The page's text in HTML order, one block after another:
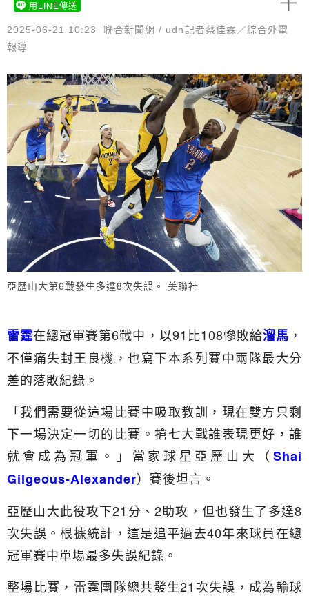
2025-06-21 10:23
聯合新聞網 / udn記者蔡佳霖／綜合外電
報導
用LINE傳送
亞歷山大第6戰發生多達8次失誤。 美聯社
雷霆在總冠軍賽第6戰中，以91比108慘敗給溜馬 ，
不僅痛失封王良機，也寫下本系列賽中兩隊最大分
差的落敗紀錄。
「我們需要從這場比賽中吸取教訓，現在雙方只剩
下一場決定一切的比賽。搶七大戰誰表現更好，誰
就會成為冠軍。」當家球星亞歷山大（ Shai
Gilgeous-Alexander）賽後坦言。
亞歷山大此役攻下21分、2助攻，但也發生了多達8
次失誤。根據統計，這是追平過去40年來球員在總
冠軍賽中單場最多失誤紀錄。
整場比賽，雷霆團隊總共發生21次失誤，成為輸球